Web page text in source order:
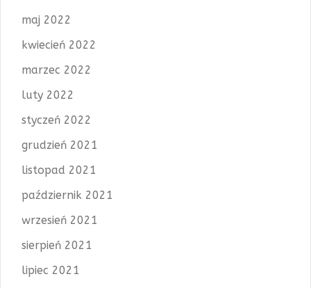
maj 2022
kwiecień 2022
marzec 2022
luty 2022
styczeń 2022
grudzień 2021
listopad 2021
październik 2021
wrzesień 2021
sierpień 2021
lipiec 2021